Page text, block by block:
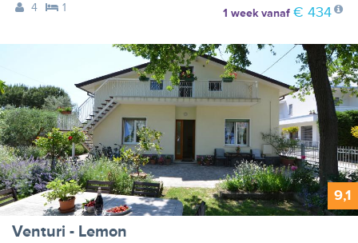
4
1 1 weekvanaf € 434
9,1
Venturi - Lemon